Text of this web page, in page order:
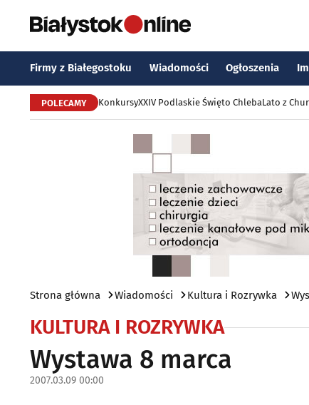
Firmy z Białegostoku Wiadomości Ogłoszenia
POLECAMY KonkursyXXIV Podlaskie Święto ChlebaLato z
Strona główna Wiadomości Kultura i Rozrywka
KULTURA I ROZRYWKA
Wystawa 8 marca
2007.03.09 00:00